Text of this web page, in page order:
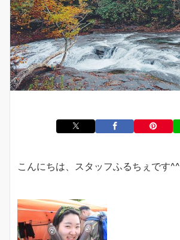
こんにちは、スタッフふるちぇです^^